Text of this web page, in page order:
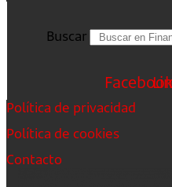
Buscar
Política de privacidad
Política de cookies
Contacto